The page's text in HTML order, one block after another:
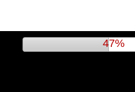
50%